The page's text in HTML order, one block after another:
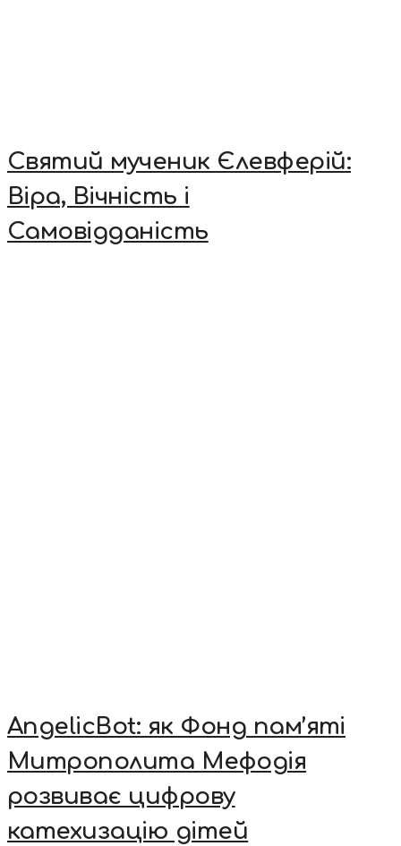
Святий мученик Єлевферій:
Віра, Вічність і
Самовідданість
AngelicBot: як Фонд пам’яті
Митрополита Мефодія
розвиває цифрову
катехизацію дітей